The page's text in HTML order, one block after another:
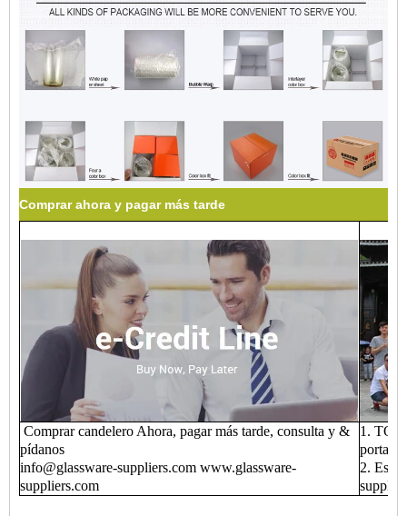
Comprar ahora y pagar más tarde
Comprar candelero Ahora, pagar más tarde, consulta y &
pídanos
info@glassware-suppliers.com www.glassware-
suppliers.com
1. TOP
2. Es